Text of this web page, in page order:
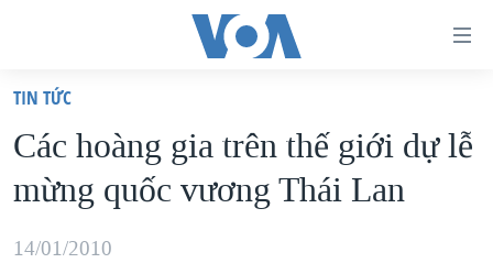
truy
cập
Tới
dung
VIỆT NAM
HOA KỲ
BIỂN ĐÔNG
TIN TỨC
Các hoàng gia trên thế giới dự lễ
mừng quốc vương Thái Lan
14/01/2010